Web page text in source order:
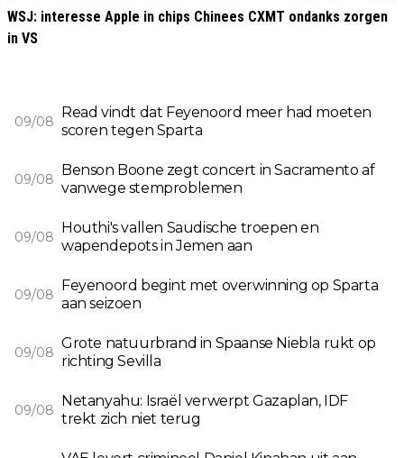
WSJ: interesse Apple in chips Chinees CXMT ondanks zorgen
in VS
09/08
Read vindt dat Feyenoord meer had moeten
scoren tegen Sparta
09/08
Benson Boone zegt concert in Sacramento af
vanwege stemproblemen
09/08
Houthi's vallen Saudische troepen en
wapendepots in Jemen aan
09/08
Feyenoord begint met overwinning op Sparta
aan seizoen
09/08
Grote natuurbrand in Spaanse Niebla rukt op
richting Sevilla
09/08
Netanyahu: Israël verwerpt Gazaplan, IDF
trekt zich niet terug